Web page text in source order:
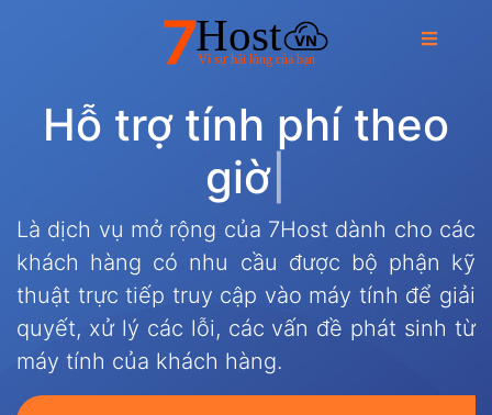
Hỗ trợ tính phí theo
giờ
Là dịch vụ mở rộng của 7Host dành cho các
khách hàng có nhu cầu được bộ phận kỹ
thuật trực tiếp truy cập vào máy tính để giải
quyết, xử lý các lỗi, các vấn đề phát sinh từ
máy tính của khách hàng.